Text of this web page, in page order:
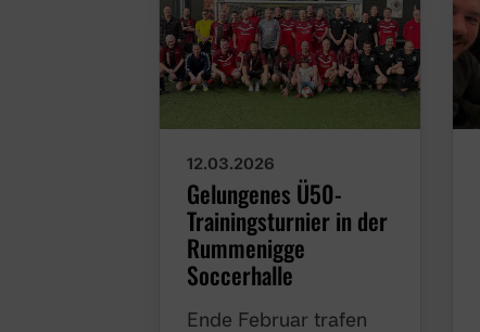
12.03.2026
Gelungenes Ü50-
Trainingsturnier in der
Rummenigge
Soccerhalle
Ende Februar trafen